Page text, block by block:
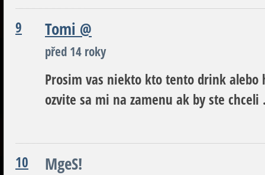
9 Tomi @
před 14 roky
Prosim vas niekto kto tento drink alebo
ozvite sa mi na zamenu ak by ste chceli
10 MgeS!